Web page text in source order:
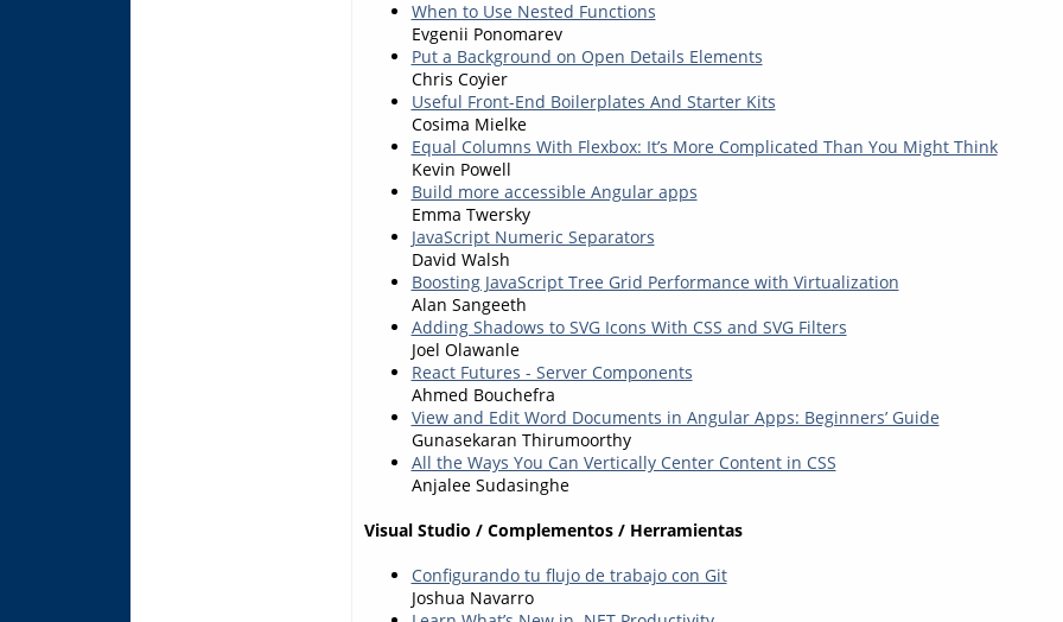
When to Use Nested Functions
Evgenii Ponomarev
Put a Background on Open Details Elements
Chris Coyier
Useful Front-End Boilerplates And Starter Kits
Cosima Mielke
Equal Columns With Flexbox: It’s More Complicated Than You Might Think
Kevin Powell
Build more accessible Angular apps
Emma Twersky
JavaScript Numeric Separators
David Walsh
Boosting JavaScript Tree Grid Performance with Virtualization
Alan Sangeeth
Adding Shadows to SVG Icons With CSS and SVG Filters
Joel Olawanle
React Futures - Server Components
Ahmed Bouchefra
View and Edit Word Documents in Angular Apps: Beginners’ Guide
Gunasekaran Thirumoorthy
All the Ways You Can Vertically Center Content in CSS
Anjalee Sudasinghe
Visual Studio / Complementos / Herramientas
Configurando tu flujo de trabajo con Git
Joshua Navarro